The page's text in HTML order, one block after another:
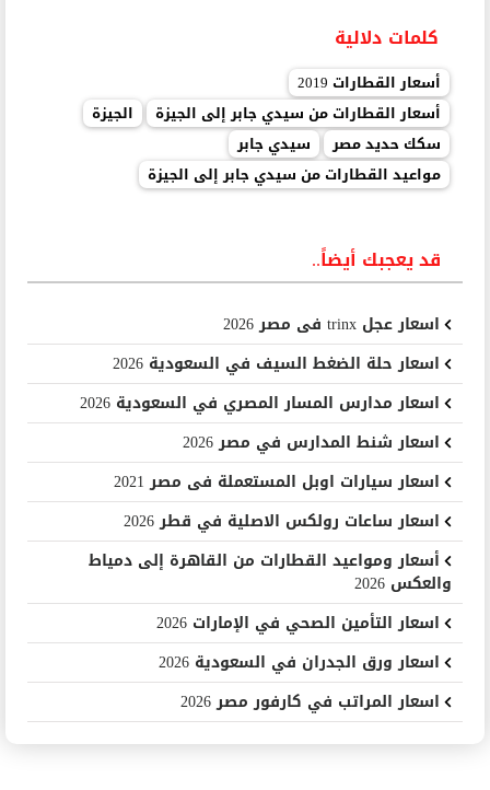
كلمات دلالية
أسعار القطارات 2019
أسعار القطارات من سيدي جابر إلى الجيزة
الجيزة
سكك حديد مصر
سيدي جابر
مواعيد القطارات من سيدي جابر إلى الجيزة
قد يعجبك أيضاً..
اسعار عجل trinx فى مصر 2026
اسعار حلة الضغط السيف في السعودية 2026
اسعار مدارس المسار المصري في السعودية 2026
اسعار شنط المدارس في مصر 2026
اسعار سيارات اوبل المستعملة فى مصر 2021
اسعار ساعات رولكس الاصلية في قطر 2026
أسعار ومواعيد القطارات من القاهرة إلى دمياط
والعكس 2026
اسعار التأمين الصحي في الإمارات 2026
اسعار ورق الجدران في السعودية 2026
اسعار المراتب في كارفور مصر 2026